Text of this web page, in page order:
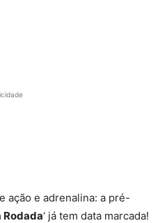
ação e adrenalina: a pré-
Rodada‘ já tem data marcada!